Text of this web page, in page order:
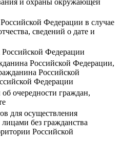
и охраны окружающей
Федерации в случае
сведений о дате и
Федерации
Российской Федерации,
Российской
Федерации
очередности граждан,
для осуществления
без гражданства
Российской